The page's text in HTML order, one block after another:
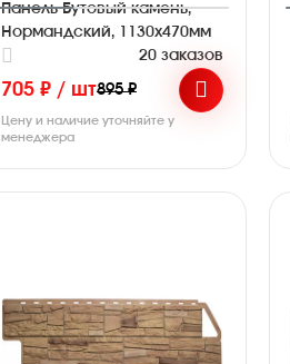
Панель Бутовый камень,
Нормандский, 1130х470мм
20 заказов
705 ₽ / шт895 ₽
Цену и наличие уточняйте у
менеджера